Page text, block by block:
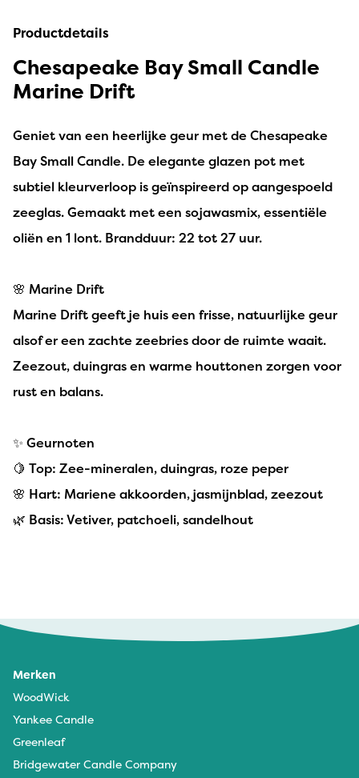
Productdetails
Chesapeake Bay Small Candle
Marine Drift
Geniet van een heerlijke geur met de Chesapeake
Bay Small Candle. De elegante glazen pot met
subtiel kleurverloop is geïnspireerd op aangespoeld
zeeglas. Gemaakt met een sojawasmix, essentiële
oliën en 1 lont. Brandduur: 22 tot 27 uur.
🌸 Marine Drift
Marine Drift geeft je huis een frisse, natuurlijke geur
alsof er een zachte zeebries door de ruimte waait.
Zeezout, duingras en warme houttonen zorgen voor
rust en balans.
✨ Geurnoten
🍋 Top: Zee-mineralen, duingras, roze peper
🌸 Hart: Mariene akkoorden, jasmijnblad, zeezout
🌿 Basis: Vetiver, patchoeli, sandelhout
Merken
WoodWick
Yankee Candle
Greenleaf
Bridgewater Candle Company